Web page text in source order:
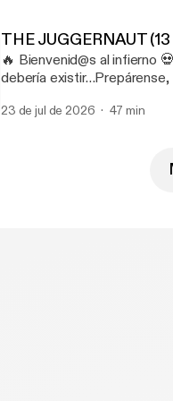
&utm_content=copyLink
&utm_content=copyLink]
THE JUGGERNAUT
🔥 Bienvenid@s al infierno
debería
suscribirse a nuestro
&utm_content=copyLink
23 de jul de 2026 47 min